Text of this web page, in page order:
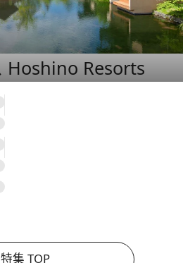
Hoshino Resorts
特集 TOP